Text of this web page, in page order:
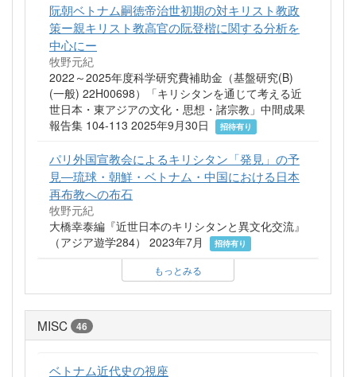
阮朝ベトナム嗣徳帝治世初期の対キリスト教政
策ー親キリスト教高官の阮登楷に関する分析を
中心にー
牧野元紀
2022～2025年度科学研究費補助金（基盤研究(B)
(一般) 22H00698）「キリシタンを通じて考える近
世日本・東アジアの文化・思想・諸宗教」中間成果
報告集 104-113 2025年9月30日
招待有り
パリ外国宣教会によるキリシタン「発見」の予
見―琉球・朝鮮・ベトナム・中国における日本
再布教への布石
牧野元紀
大橋幸泰編『近世日本のキリシタンと異文化交流』
（アジア遊学284） 2023年7月
招待有り
もっとみる
MISC 46
ベトナム近代史の視座